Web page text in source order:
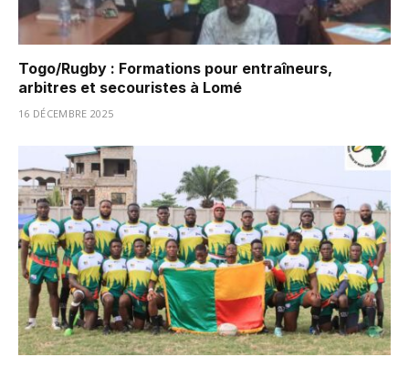
Togo/Rugby : Formations pour entraîneurs,
arbitres et secouristes à Lomé
16 DÉCEMBRE 2025